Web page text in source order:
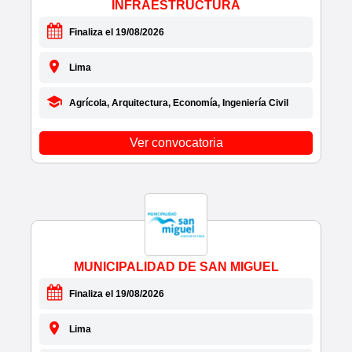
• CESAL
• CGM & ASOCIADOS PERU S.A.C.
• CGM RENTAL S.A.C.
• CHALLE NAVARRO JENNIFER CRISTINA
• CHEKMAX E.I.R.L.
SUCURS
• CHINA ROAD AND BRIDGE CORPORATION
SUCURSAL
• CIA INDUSTRIAL CONTINENTAL SAC
• CIBERTEC PERU S.A.C.
• CIENCIACTIVA
• CINCO MILLAS SAC
INFRAESTRUCTURA
Finaliza el 19/08/2026
Lima
Agrícola, Arquitectura, Economía, Ingeniería Civil
Ver convocatoria
MUNICIPALIDAD DE SAN MIGUEL
Finaliza el 19/08/2026
Lima